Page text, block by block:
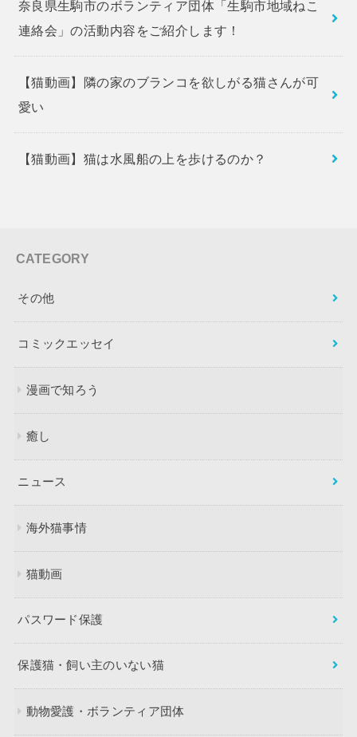
奈良県生駒市のボランティア団体「生駒市地域ねこ
連絡会」の活動内容をご紹介します！
【猫動画】隣の家のブランコを欲しがる猫さんが可
愛い
【猫動画】猫は水風船の上を歩けるのか？
CATEGORY
その他
コミックエッセイ
漫画で知ろう
癒し
ニュース
海外猫事情
猫動画
パスワード保護
保護猫・飼い主のいない猫
動物愛護・ボランティア団体